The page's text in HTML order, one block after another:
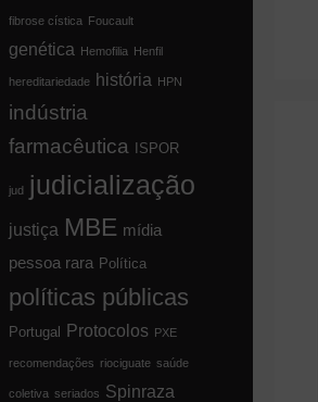
fibrose cística Foucault
genética Hemofilia Henfil
hereditariedade história HPN
indústria
farmacêutica
ISPOR
jud judicialização
justiça MBE mídia
pessoa rara Política
políticas públicas
Portugal Protocolos PXE
recomendações riociguate saúde
coletiva seriados Spinraza